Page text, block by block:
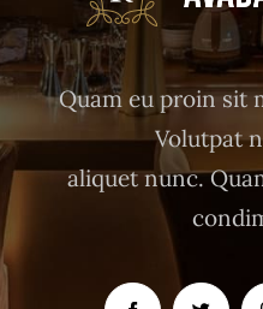
Quam eu proin sit
Volutpat
aliquet nunc.